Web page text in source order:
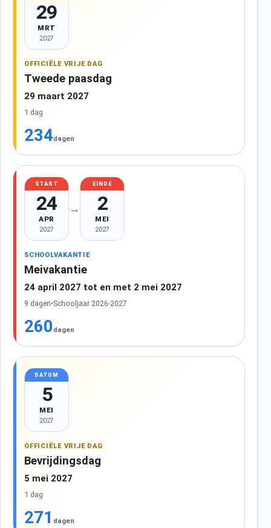
29
MRT
2027
OFFICIËLE VRIJE DAG
Tweede paasdag
29 maart 2027
1 dag
234dagen
START
24
APR
2027
→
EINDE
2
MEI
2027
SCHOOLVAKANTIE
Meivakantie
24 april 2027 tot en met 2 mei 2027
9 dagen•Schooljaar 2026-2027
260 dagen
DATUM
5
MEI
2027
OFFICIËLE VRIJE DAG
Bevrijdingsdag
5 mei 2027
1 dag
271 dagen